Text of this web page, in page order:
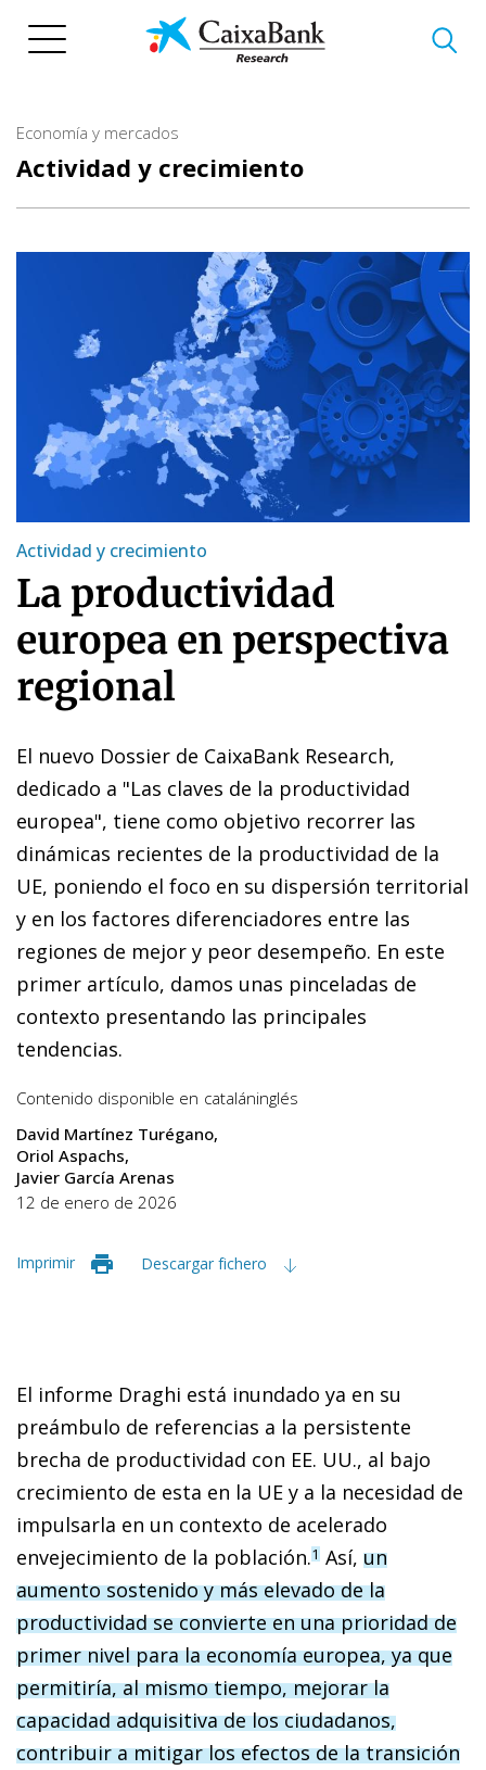
Economía y mercados
Actividad y crecimiento
Actividad y crecimiento
La productividad
europea en perspectiva
regional
El nuevo Dossier de CaixaBank Research,
dedicado a "Las claves de la productividad
europea", tiene como objetivo recorrer las
dinámicas recientes de la productividad de la
UE, poniendo el foco en su dispersión territorial
y en los factores diferenciadores entre las
regiones de mejor y peor desempeño. En este
primer artículo, damos unas pinceladas de
contexto presentando las principales
tendencias.
Contenido disponible en cataláninglés
David Martínez Turégano
Oriol Aspachs
Javier García Arenas
12 de enero de 2026
Imprimir Descargar fichero
El informe Draghi está inundado ya en su
preámbulo de referencias a la persistente
brecha de productividad con EE. UU., al bajo
crecimiento de esta en la UE y a la necesidad de
impulsarla en un contexto de acelerado
envejecimiento de la población.1 Así, un
aumento sostenido y más elevado de la
productividad se convierte en una prioridad de
primer nivel para la economía europea, ya que
permitiría, al mismo tiempo, mejorar la
capacidad adquisitiva de los ciudadanos,
contribuir a mitigar los efectos de la transición